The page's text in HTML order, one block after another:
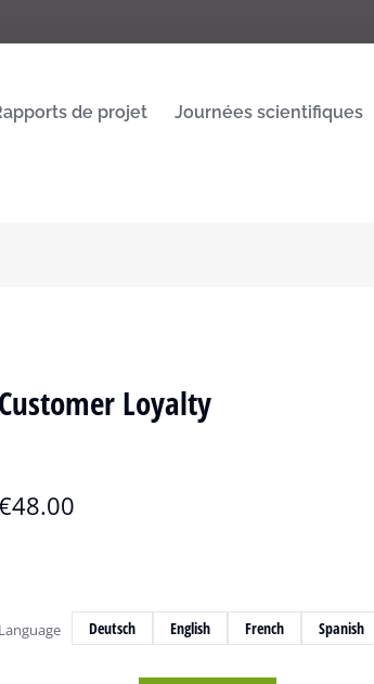
de projet Journées scientifiques
Customer Loyalty
48.00
Language Deutsch English French Spanish